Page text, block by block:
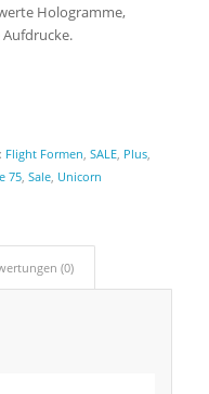
Hologramme,
Flight Formen, SALE, Plus,
75, Sale, Unicorn
(0)